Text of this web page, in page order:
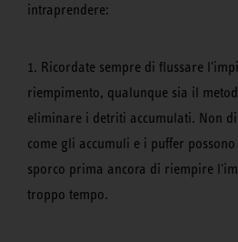
intraprendere:
1. Ricordate sempre di flussare
riempimento, qualunque sia il
eliminare i detriti accumulati. Non
come gli accumuli e i puffer
sporco prima ancora di riempire
troppo tempo.